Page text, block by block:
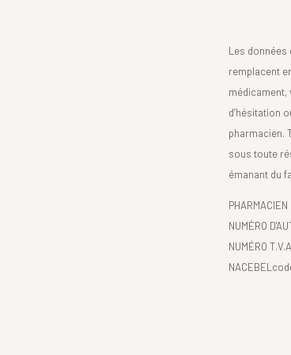
Les données
remplacent
médicament,
d’hésitation
pharmacien.
sous toute
émanant du
NUMÉRO
NUMÉRO